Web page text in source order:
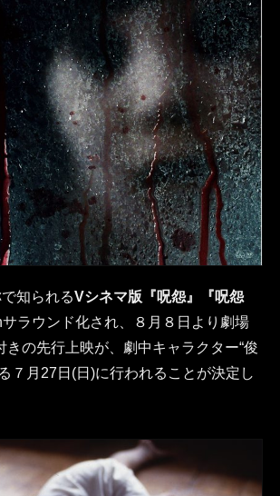
知られるVシネマ版『呪怨』『呪怨
ラウンド化され、８月８日より劇場
きの先行上映が、劇中キャラクター“俊
７月27日(日)に行われることが決定し